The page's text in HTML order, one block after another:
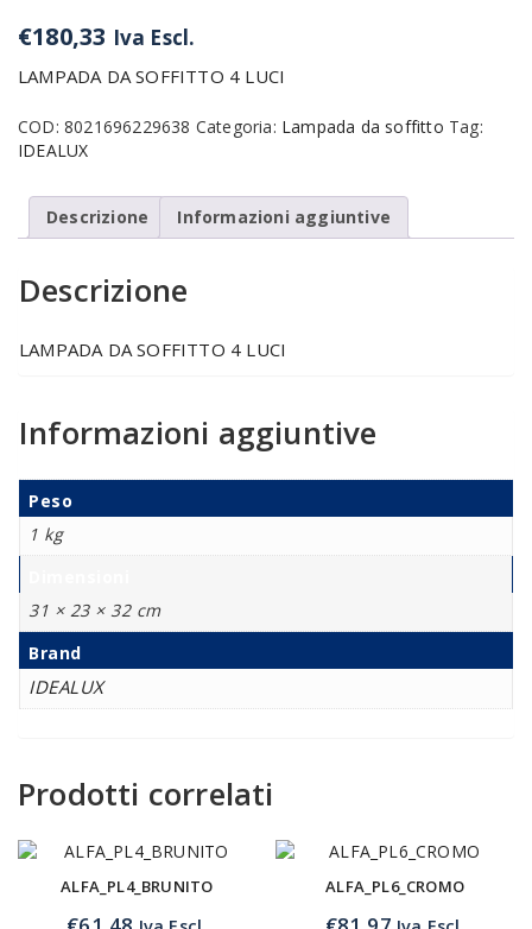
€180,33 Iva Escl.
LAMPADA DA SOFFITTO 4 LUCI
COD: 8021696229638 Categoria: Lampada da soffitto Tag:
IDEALUX
Descrizione Informazioni aggiuntive
Descrizione
LAMPADA DA SOFFITTO 4 LUCI
Informazioni aggiuntive
Peso
1 kg
31 × 23 × 32 cm
Brand
IDEALUX
Prodotti correlati
ALFA_PL4_BRUNITO ALFA_PL6_CROMO